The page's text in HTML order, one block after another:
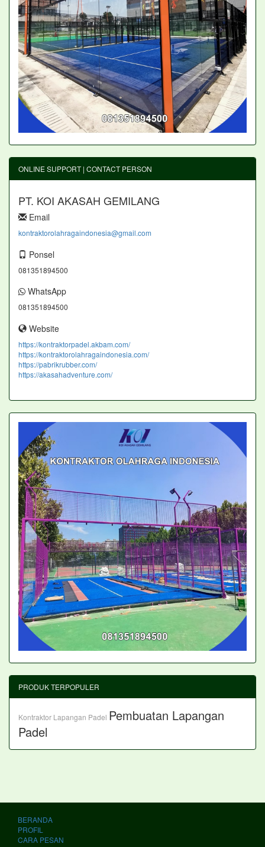
ONLINE SUPPORT | CONTACT PERSON
PT. KOI AKASAH GEMILANG
Email
kontraktorolahragaindonesia@gmail.com
Ponsel
081351894500
WhatsApp
081351894500
Website
https://kontraktorpadel.akbam.com/
https://kontraktorolahragaindonesia.com/
https://pabrikrubber.com/
https://akasahadventure.com/
PRODUK TERPOPULER
Kontraktor Lapangan Padel Pembuatan Lapangan
Padel
BERANDA
PROFIL
CARA PESAN